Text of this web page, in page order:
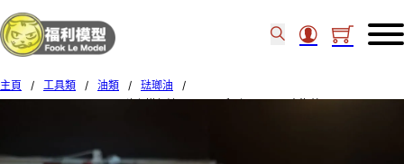
主頁 / 工具類 / 油類 / 琺瑯油
/